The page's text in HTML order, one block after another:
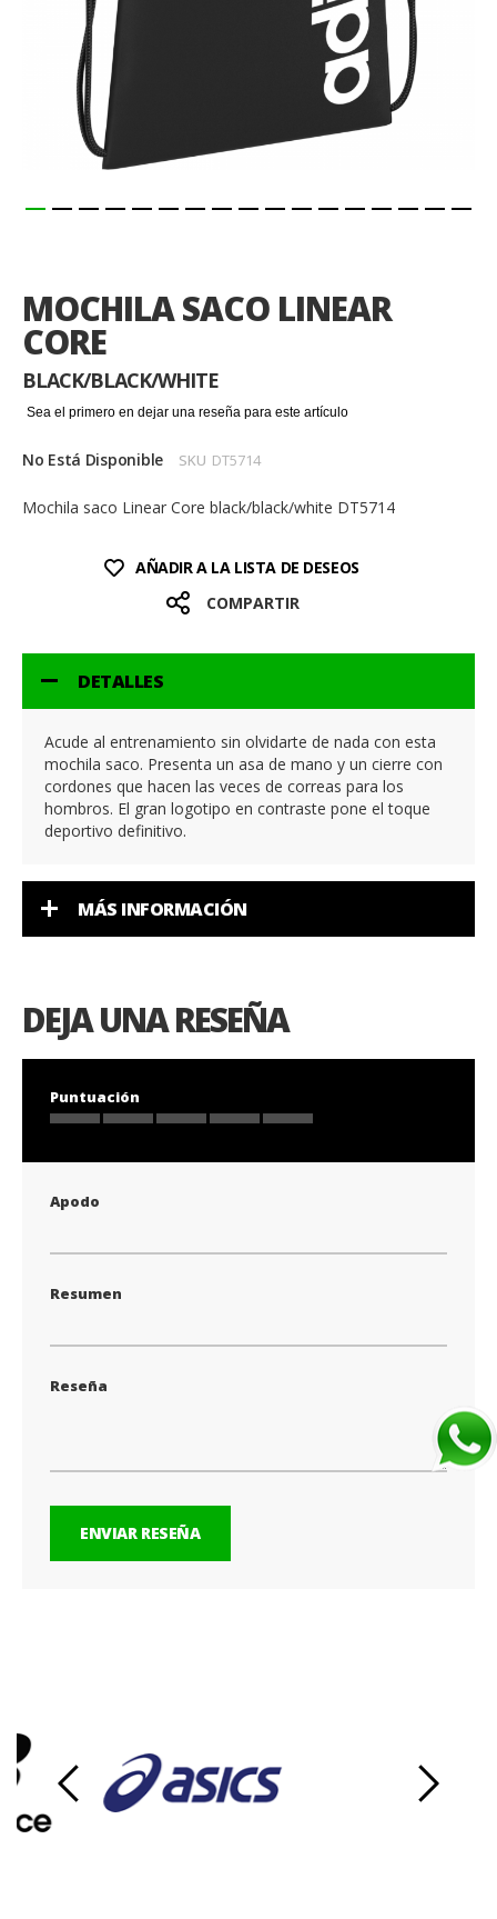
MOCHILA SACO LINEAR
CORE
BLACK/BLACK/WHITE
Sea el primero en dejar una reseña para este artículo
No Está Disponible SKU DT5714
Mochila saco Linear Core black/black/white DT5714
AÑADIR A LA LISTA DE DESEOS
COMPARTIR
de
la
galería
de
imágenes
DETALLES
Acude al entrenamiento sin olvidarte de nada con esta
mochila saco. Presenta un asa de mano y un cierre con
cordones que hacen las veces de correas para los
hombros. El gran logotipo en contraste pone el toque
deportivo definitivo.
MÁS INFORMACIÓN
DEJA UNA RESEÑA
Puntuación
star
stars
stars
stars
stars
Apodo
Resumen
Reseña
ENVIAR RESEÑA
‹ ›